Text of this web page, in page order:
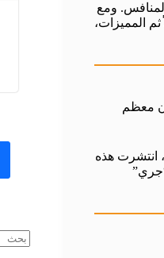
ومع
ثم المميزات،
معظم
انتشرت هذه